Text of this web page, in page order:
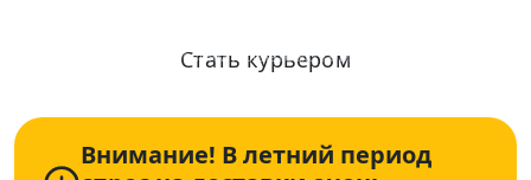
Стать курьером
Информация по условиям и оплате актуализирована: 06.08.2026
Внимание! В летний период